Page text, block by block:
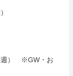
）　※GW・お